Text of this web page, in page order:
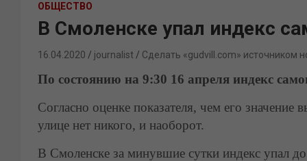
ОБЩЕСТВО
В Смоленске упал индекс
16.04.2020 journalist Сделать «gudvill.com» источником
По состоянию на 9:30 16 апреля индекс
Согласно оценке показателя, чем его
улице нет никого, и наоборот.
В Смоленске за минувшие сутки индекс упал